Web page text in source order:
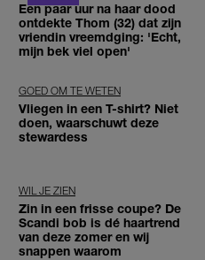
Een paar uur na haar dood
ontdekte Thom (32) dat zijn
vriendin vreemdging: 'Echt,
mijn bek viel open'
GOED OM TE WETEN
Vliegen in een T-shirt? Niet
doen, waarschuwt deze
stewardess
WIL JE ZIEN
Zin in een frisse coupe? De
Scandi bob is dé haartrend
van deze zomer en wij
snappen waarom